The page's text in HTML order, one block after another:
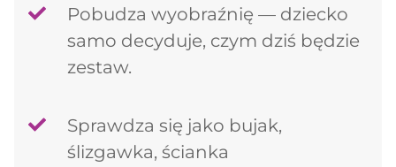
Pobudza wyobraźnię — dziecko
samo decyduje, czym dziś będzie
zestaw.
Sprawdza się jako bujak,
ślizgawka, ścianka
Kontynuuj zakupy